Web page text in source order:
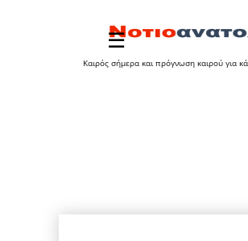
Καιρός σήμερα και πρόγνωση καιρού για